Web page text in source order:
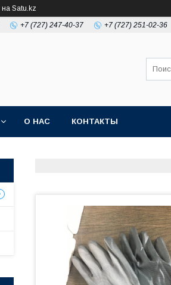
на Satu.kz
+7 (727) 247-40-37 +7 (727) 251-02-36
О НАС КОНТАКТЫ